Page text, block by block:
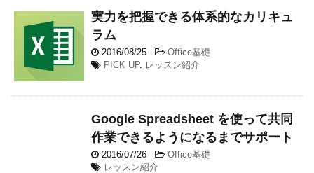
実力を把握できる体系的なカリキュ
ラム
2016/08/25 -Office基礎
PICK UP, レッスン紹介
Google Spreadsheet を使って共同
作業できるようになるまでサポート
2016/07/26 -Office基礎
レッスン紹介